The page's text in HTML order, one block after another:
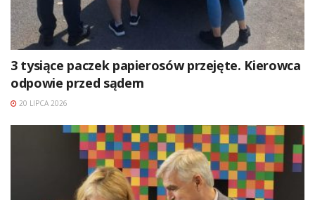
3 tysiące paczek papierosów przejęte. Kierowca
odpowie przed sądem
20 LIPCA 2026